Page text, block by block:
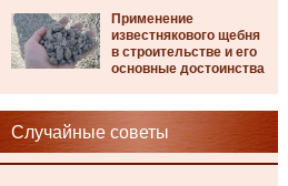
Применение
известнякового щебня
в строительстве и его
основные достоинства
Случайные советы